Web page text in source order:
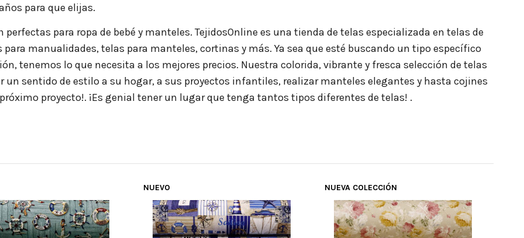
para que elijas.
para ropa de bebé y manteles. TejidosOnline es una tienda de telas especializada en telas de
manualidades, telas para manteles, cortinas y más. Ya sea que esté buscando un tipo específico
tenemos lo que necesita a los mejores precios. Nuestra colorida, vibrante y fresca selección de telas
un sentido de estilo a su hogar, a sus proyectos infantiles, realizar manteles elegantes y hasta cojines
proyecto!. ¡Es genial tener un lugar que tenga tantos tipos diferentes de telas! .
NUEVO NUEVA COLECCIÓN